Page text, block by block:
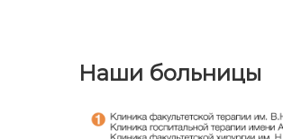
Наши больницы